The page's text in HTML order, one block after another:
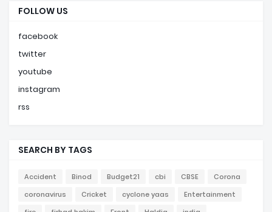
FOLLOW US
facebook
twitter
youtube
instagram
rss
SEARCH BY TAGS
Accident Binod Budget21 cbi CBSE
Corona
coronavirus
Cricket cyclone yaas
Entertainment